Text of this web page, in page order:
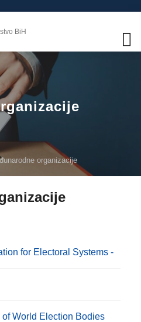
BiH
organizacije
for Electoral Systems -
World Election Bodies